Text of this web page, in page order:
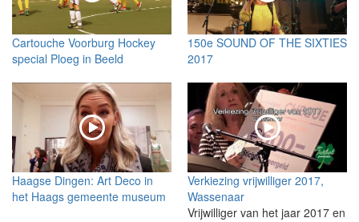
Cartouche Voorburg Hockey
special Ploeg in Beeld
150e SOUND OF THE SIXTIES
2017
Haagse Dingen: Art Deco in
het Haags gemeente museum
Verkiezing vrijwilliger 2017,
Wassenaar
Vrijwilliger van het jaar 2017 en